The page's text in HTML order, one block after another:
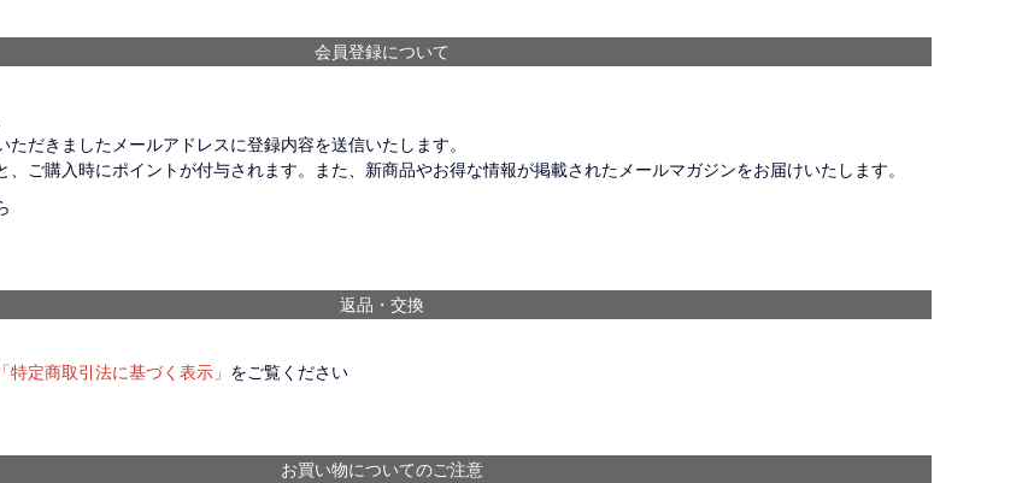
会員登録について
ただきましたメールアドレスに登録内容を送信いたします。
、ご購入時にポイントが付与されます。また、新商品やお得な情報が掲載されたメールマガジンをお届けいたします。
返品・交換
「特定商取引法に基づく表示」 をご覧ください
お買い物についてのご注意